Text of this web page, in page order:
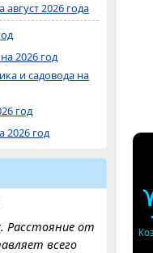
2026 года
2026 год
и садовода на
год
2026 год
Расстояние от
всего